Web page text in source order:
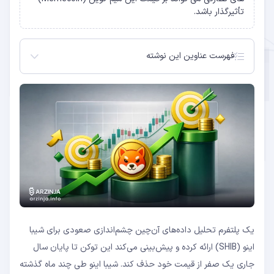
تأثیرگذار باشد.
فهرست عناوین این نوشته
محرک‌های اصلی پیش‌بینی‌های صعودی شیبا اینو
هدف قیمتی 0.00003 تا 0.00005 دلار برای شیبا اینو
تداوم فشارهای نزولی و تردیدها درباره رالی
یک پلتفرم تحلیل داده‌های آن‌چین چشم‌اندازی صعودی برای شیبا
اینو (SHIB) ارائه کرده و پیش‌بینی می‌کند این توکن تا پایان سال
جاری یک صفر از قیمت خود حذف کند. شیبا اینو طی چند ماه گذشته